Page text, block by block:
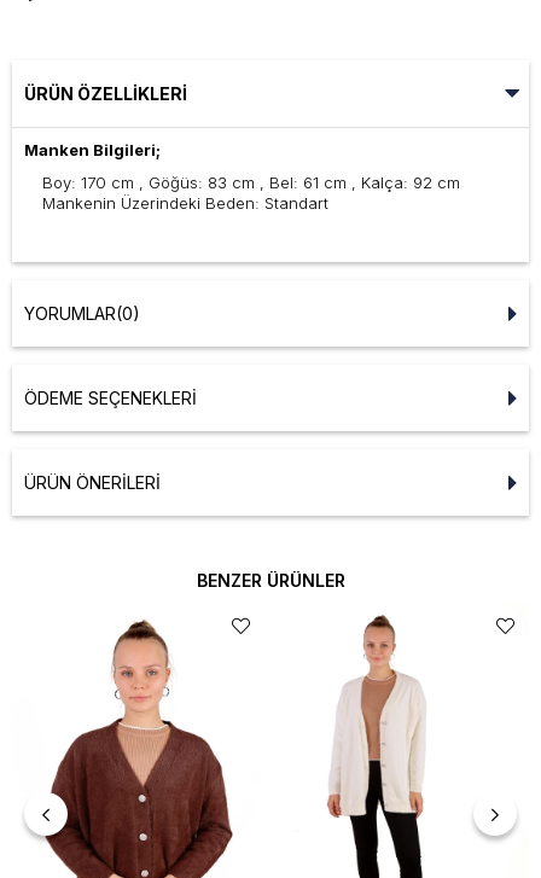
ÜRÜN ÖZELLIKLERI
Manken Bilgileri;
Boy: 170 cm , Göğüs: 83 cm , Bel: 61 cm , Kalça: 92 cm
Mankenin Üzerindeki Beden: Standart
YORUMLAR(0)
ÖDEME SEÇENEKLERI
ÜRÜN ÖNERILERI
BENZER ÜRÜNLER